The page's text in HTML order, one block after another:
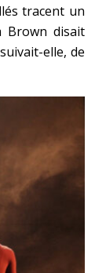
tracent un
Brown disait
elle, de